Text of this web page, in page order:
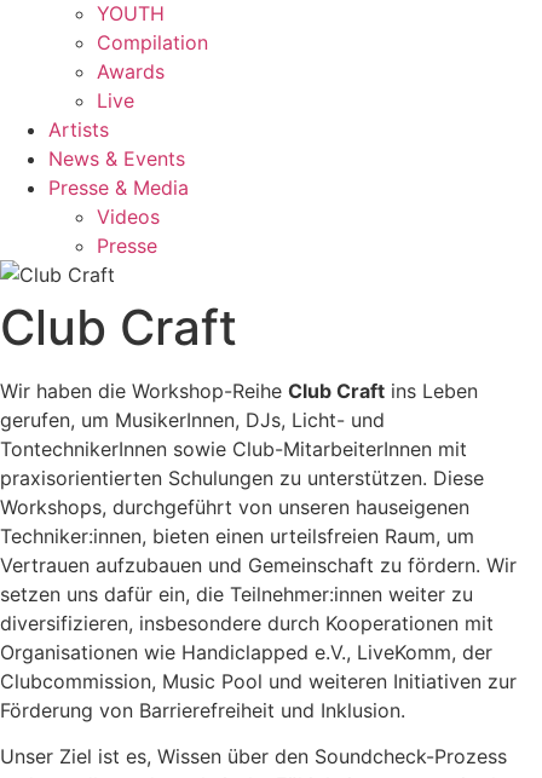
YOUTH
Compilation
Awards
Live
Artists
News & Events
Presse & Media
Videos
Presse
Club Craft
Wir haben die Workshop-Reihe Club Craft ins Leben
gerufen, um MusikerInnen, DJs, Licht- und
TontechnikerInnen sowie Club-MitarbeiterInnen mit
praxisorientierten Schulungen zu unterstützen. Diese
Workshops, durchgeführt von unseren hauseigenen
Techniker:innen, bieten einen urteilsfreien Raum, um
Vertrauen aufzubauen und Gemeinschaft zu fördern. Wir
setzen uns dafür ein, die Teilnehmer:innen weiter zu
diversifizieren, insbesondere durch Kooperationen mit
Organisationen wie Handiclapped e.V., LiveKomm, der
Clubcommission, Music Pool und weiteren Initiativen zur
Förderung von Barrierefreiheit und Inklusion.
Unser Ziel ist es, Wissen über den Soundcheck-Prozess